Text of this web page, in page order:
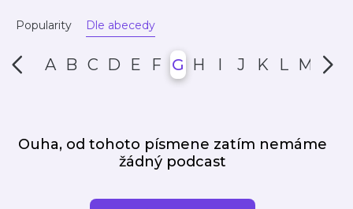
Popularity Dle abecedy
A B C D E F G H I J K L M N
Ouha, od tohoto písmene zatím nemáme
žádný podcast